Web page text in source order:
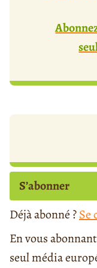
S’abonner
Déjà abonné ?Se
En vous
seul média